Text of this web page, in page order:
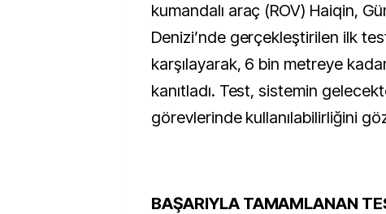
kumandalı araç (ROV) Haiqin,
Denizi’nde gerçekleştirilen ilk
karşılayarak, 6 bin metreye
kanıtladı. Test, sistemin
görevlerinde kullanılabilirliğini
BAŞARIYLA TAMAMLANAN